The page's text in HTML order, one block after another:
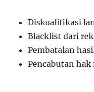
Diskualifikasi
Blacklist dari
Pembatalan
Pencabutan